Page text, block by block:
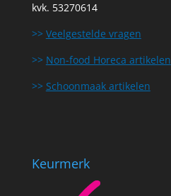
kvk. 53270614
>> Veelgestelde vragen
>> Non-food Horeca artikelen
>> Schoonmaak artikelen
Keurmerk